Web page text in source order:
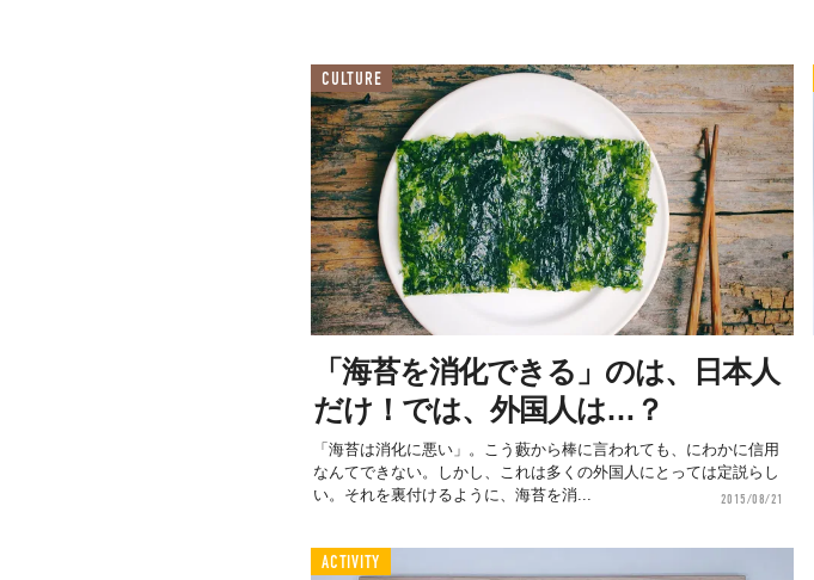
CULTURE
「海苔を消化できる」のは、日本人
だけ！では、外国人は…？
「海苔は消化に悪い」。こう藪から棒に言われても、にわかに信用
なんてできない。しかし、これは多くの外国人にとっては定説らし
い。それを裏付けるように、海苔を消...
2015/08/21
ACTIVITY